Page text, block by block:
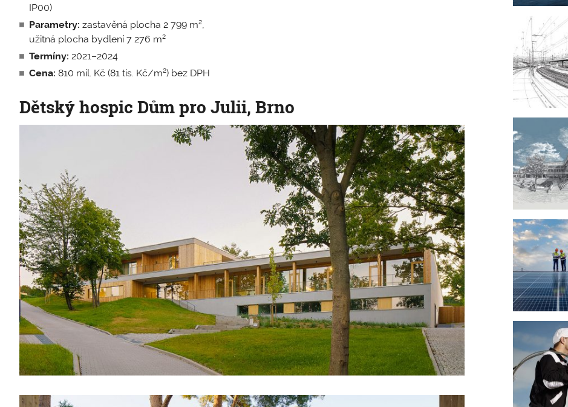
IP00)
Parametry: zastavěná plocha 2 799 m²,
užitná plocha bydlení 7 276 m²
Termíny: 2021–2024
Cena: 810 mil. Kč (81 tis. Kč/m²) bez DPH
Dětský hospic Dům pro Julii, Brno